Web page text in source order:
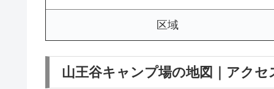
区域
山王谷キャンプ場の地図｜アクセ